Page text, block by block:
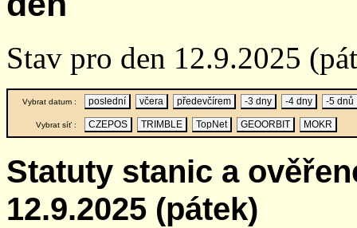
Stav pro den 12.9.2025
Vybrat datum : poslední včera předevčírem -3 dny -4 dny -5 dnů
Vybrat síť : CZEPOS TRIMBLE TopNet GEOORBIT MOKR
Statuty stanic a
12.9.2025 (pátek)